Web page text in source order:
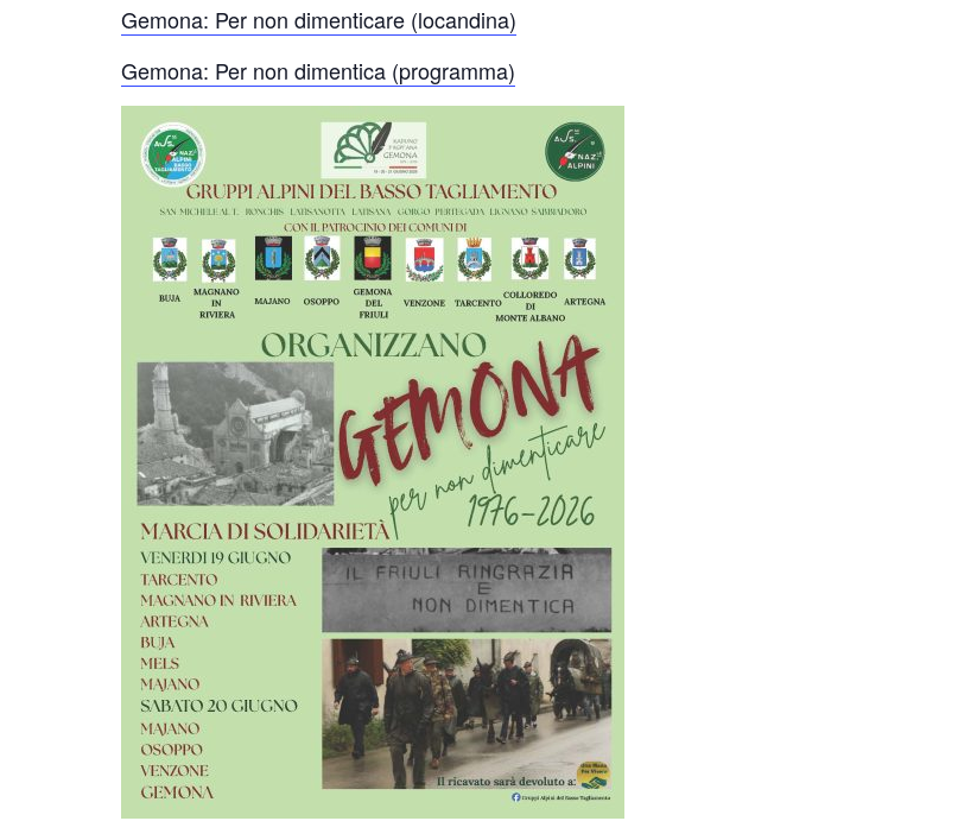
Gemona: Per non dimenticare (locandina)
Gemona: Per non dimentica (programma)